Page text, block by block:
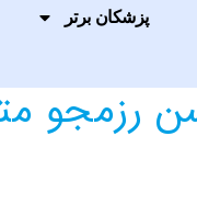
پزشکان برتر